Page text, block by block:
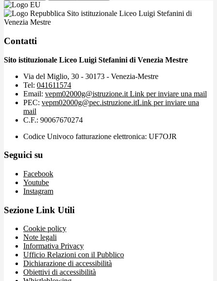
Sito istituzionale Liceo Luigi Stefanini di
Venezia Mestre
Contatti
Sito istituzionale Liceo Luigi Stefanini di Venezia Mestre
Via del Miglio, 30 - 30173 - Venezia-Mestre
Tel: 041611574
Email: vepm02000g@istruzione.it Link per inviare una mail
PEC: vepm02000g@pec.istruzione.itLink per inviare una
mail
C.F.: 90067670274
Codice Univoco fatturazione elettronica: UF7OJR
Seguici su
Facebook
Youtube
Instagram
Sezione Link Utili
Cookie policy
Note legali
Informativa Privacy
Ufficio Relazioni con il Pubblico
Dichiarazione di accessibilità
Obiettivi di accessibilità